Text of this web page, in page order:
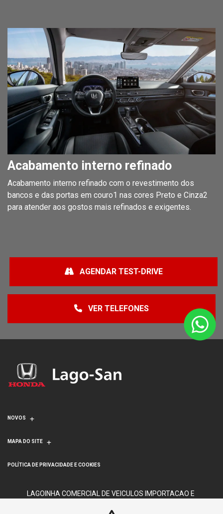
Acabamento interno refinado
Acabamento interno refinado com o revestimento dos
bancos e das portas em couro1 nas cores Preto e Cinza2
para atender aos gostos mais refinados e exigentes.
VER TELEFONES
AGENDAR TEST-DRIVE
NOVOS
MAPA DO SITE
POLÍTICA DE PRIVACIDADE E COOKIES
LAGOINHA COMERCIAL DE VEICULOS IMPORTACAO E